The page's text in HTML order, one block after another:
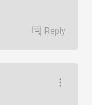
Reply